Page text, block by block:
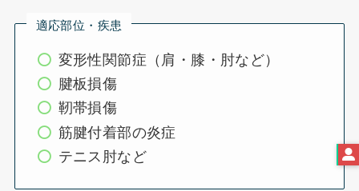
適応部位・疾患
変形性関節症（肩・膝・肘など）
腱板損傷
靭帯損傷
筋腱付着部の炎症
テニス肘など